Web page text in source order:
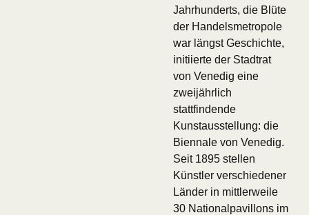
Jahrhunderts, die Blüte
der Handelsmetropole
war längst Geschichte,
initiierte der Stadtrat
von Venedig eine
zweijährlich
stattfindende
Kunstausstellung: die
Biennale von Venedig.
Seit 1895 stellen
Künstler verschiedener
Länder in mittlerweile
30 Nationalpavillons im